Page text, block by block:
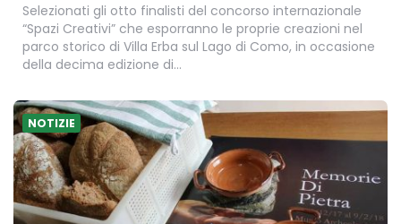
Selezionati gli otto finalisti del concorso internazionale
“Spazi Creativi” che esporranno le proprie creazioni nel
parco storico di Villa Erba sul Lago di Como, in occasione
della decima edizione di…
NOTIZIE